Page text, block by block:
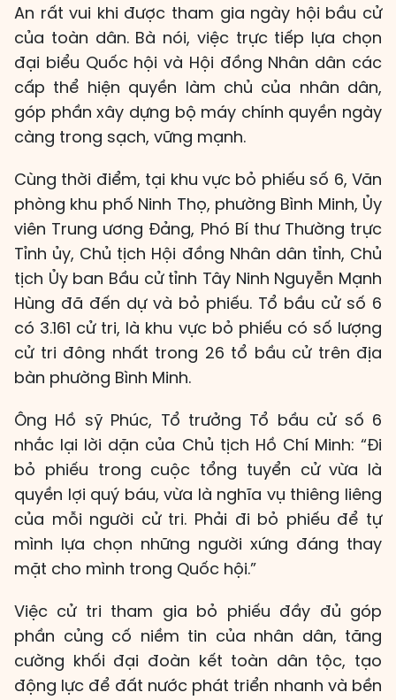
An rất vui khi được tham gia ngày hội bầu cử
của toàn dân. Bà nói, việc trực tiếp lựa chọn
đại biểu Quốc hội và Hội đồng Nhân dân các
cấp thể hiện quyền làm chủ của nhân dân,
góp phần xây dựng bộ máy chính quyền ngày
càng trong sạch, vững mạnh.
Cùng thời điểm, tại khu vực bỏ phiếu số 6, Văn
phòng khu phố Ninh Thọ, phường Bình Minh, Ủy
viên Trung ương Đảng, Phó Bí thư Thường trực
Tỉnh ủy, Chủ tịch Hội đồng Nhân dân tỉnh, Chủ
tịch Ủy ban Bầu cử tỉnh Tây Ninh Nguyễn Mạnh
Hùng đã đến dự và bỏ phiếu. Tổ bầu cử số 6
có 3.161 cử tri, là khu vực bỏ phiếu có số lượng
cử tri đông nhất trong 26 tổ bầu cử trên địa
bàn phường Bình Minh.
Ông Hồ sỹ Phúc, Tổ trưởng Tổ bầu cử số 6
nhắc lại lời dặn của Chủ tịch Hồ Chí Minh: “Đi
bỏ phiếu trong cuộc tổng tuyển cử vừa là
quyền lợi quý báu, vừa là nghĩa vụ thiêng liêng
của mỗi người cử tri. Phải đi bỏ phiếu để tự
mình lựa chọn những người xứng đáng thay
mặt cho mình trong Quốc hội.”
Việc cử tri tham gia bỏ phiếu đầy đủ góp
phần củng cố niềm tin của nhân dân, tăng
cường khối đại đoàn kết toàn dân tộc, tạo
động lực để đất nước phát triển nhanh và bền